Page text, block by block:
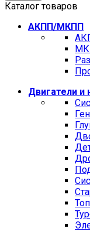
Каталог товаров
АКПП/МКПП
Двигатели и